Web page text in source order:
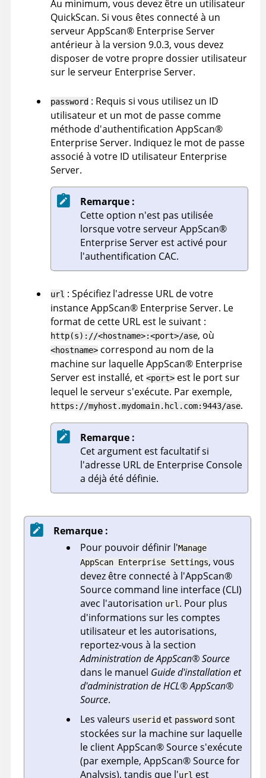
Au minimum, vous devez être un utilisateur
QuickScan. Si vous êtes connecté à un
serveurAppScan® Enterprise Server
antérieur à la version 9.0.3, vous devez
disposer de votre propre dossier utilisateur
sur le serveur Enterprise Server.
password : Requis si vous utilisez un ID
utilisateur et un mot de passe comme
méthode d'authentification AppScan®
Enterprise Server. Indiquez le mot de passe
associé à votre ID utilisateur Enterprise
Server.
Remarque :
Cette option n'est pas utilisée
lorsque votre serveurAppScan®
Enterprise Server est activé pour
l'authentification CAC.
url : Spécifiez l'adresse URL de votre
instanceAppScan® Enterprise Server. Le
format de cette URL est le suivant :
http(s)://<hostname>:<port>/ase, où
<hostname> correspond au nom de la
machine sur laquelleAppScan® Enterprise
Server est installé, et <port> est le port sur
lequel le serveur s'exécute. Par exemple,
https://myhost.mydomain.hcl.com:9443/ase.
Remarque :
Cet argument est facultatif si
l'adresse URL de Enterprise Console
a déjà été définie.
Remarque :
Pour pouvoir définir l'Manage
AppScan Enterprise Settings, vous
devez être connecté à l'AppScan®
Source command line interface (CLI)
avec l'autorisation url . Pour plus
d'informations sur les comptes
utilisateur et les autorisations,
reportez-vous à la section
Administration deAppScan®Source
dans le manuel Guide d'installation et
d'administration deHCL®AppScan®
Source.
Les valeurs userid et password sont
stockées sur la machine sur laquelle
le clientAppScan®Sources'exécute
(par exemple, AppScan®Source for
Analysis), tandis que l'url est